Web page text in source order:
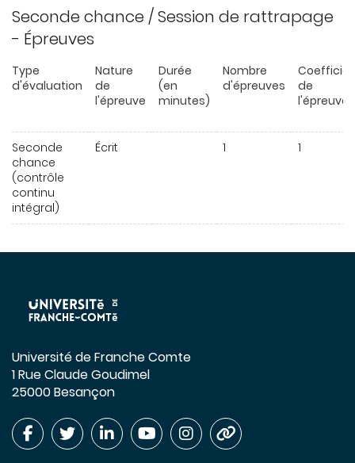
Seconde chance / Session de rattrapage
- Épreuves
Type
d'évaluation
Nature
de
l'épreuve
Durée
(en
minutes)
Nombre
d'épreuves
de
l'épreuve
Seconde
chance
(contrôle
continu
intégral)
Écrit 1 1
Université de Franche Comte
1 Rue Claude Goudimel
25000 Besançon